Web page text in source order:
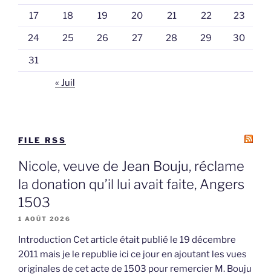
17 18 19 20 21 22 23
24 25 26 27 28 29 30
31
« Juil
FILE RSS
Nicole, veuve de Jean Bouju, réclame
la donation qu’il lui avait faite, Angers
1503
1 AOÛT 2026
Introduction Cet article était publié le 19 décembre
2011 mais je le republie ici ce jour en ajoutant les vues
originales de cet acte de 1503 pour remercier M. Bouju